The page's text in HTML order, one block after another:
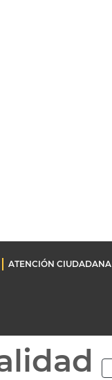
ATENCIÓN CIUDADANA